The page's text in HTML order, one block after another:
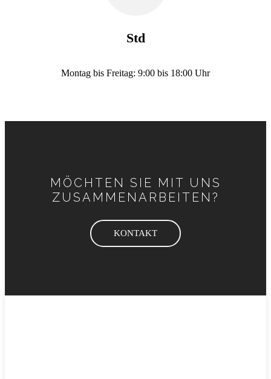
Std
Montag bis Freitag: 9:00 bis 18:00 Uhr
MÖCHTEN SIE MIT UNS
ZUSAMMENARBEITEN?
KONTAKT